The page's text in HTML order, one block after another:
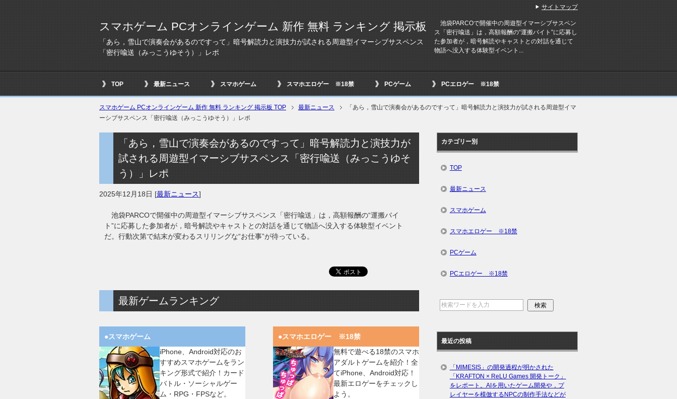
スマホゲーム PCオンラインゲーム 新作 無料 ランキング 掲示板
「あら，雪山で演奏会があるのですって」暗号解読力と演技力が試される周遊型イマーシブサスペンス
「密行喩送（みっこうゆそう）」レポ
池袋PARCOで開催中の周遊型イマーシブサスペン
ス「密行喩送」は，高額報酬の“運搬バイト”に応募し
た参加者が，暗号解読やキャストとの対話を通じて
物語へ没入する体験型イベント...
TOP 最新ニュース スマホゲーム スマホエロゲー ※18禁 PCゲーム PCエロゲー ※18禁
スマホゲーム PCオンラインゲーム 新作 無料 ランキング 掲示板 TOP 最新ニュース
「あら，雪山で演奏会があるのですって」暗号解読力と演技力が試される周遊型イマ
ーシブサスペンス「密行喩送（みっこうゆそう）」レポ
「あら，雪山で演奏会があるのですって」暗号解読力と演技力が
試される周遊型イマーシブサスペンス「密行喩送（みっこうゆそ
う）」レポ
2025年12月18日 [最新ニュース]
池袋PARCOで開催中の周遊型イマーシブサスペンス「密行喩送」は，高額報酬の“運搬バイ
ト”に応募した参加者が，暗号解読やキャストとの対話を通じて物語へ没入する体験型イベント
だ。行動次第で結末が変わるスリリングな“お仕事”が待っている。
最新ゲームランキング
●スマホゲーム
iPhone、Android対応のお
すすめスマホゲームをラン
キング形式で紹介！カード
バトル・ソーシャルゲー
ム・RPG・FPSなど。
●スマホエロゲー ※18禁
無料で遊べる18禁のスマホ
アダルトゲームを紹介！全
てiPhone、Android対応！
最新エロゲーをチェックし
よう。
カテゴリー別
TOP
最新ニュース
スマホゲーム
スマホエロゲー ※18禁
PCゲーム
PCエロゲー ※18禁
最近の投稿
「MIMESIS」の開発過程が明かされた
「KRAFTON × ReLU Games 開発トーク」
をレポート。AIを用いたゲーム開発や，プ
レイヤーを模倣するNPCの制作手法などが
サイトマップ